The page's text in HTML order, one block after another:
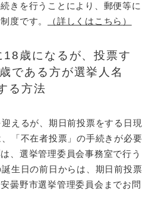
きを行うことにより、郵便等に
度です。
（詳しくはこちら）
歳になるが、投票す
である方が選挙人名
る方法
えるが、期日前投票をする日現
「不在者投票」の手続きが必要
、選挙管理委員会事務室で行う
生日の前日からは、期日前投票
曇野市選挙管理委員会までお問